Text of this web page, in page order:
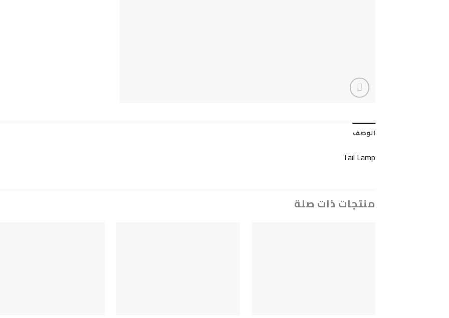
الوصف
Tail Lamp
منتجات ذات صلة